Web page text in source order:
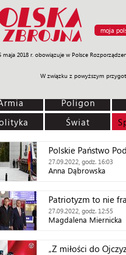
moja
maja 2018 r. obowiązuje w Polsce
W związku z powyższym
Poligon Sprzęt Misje
Poligon
Świat
Polskie Państwo
27.09.2022, godz. 16:03
Anna Dąbrowska
Patriotyzm to nie
27.09.2022, godz. 12:55
Magdalena Miernicka
„Z miłości do